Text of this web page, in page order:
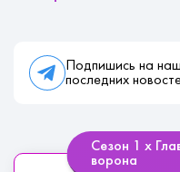
Подпишись на наш
последних
Сезон 1 х
ворона